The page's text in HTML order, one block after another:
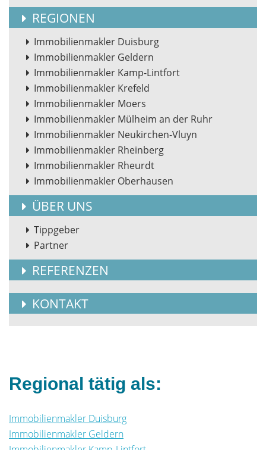
REGIONEN
Immobilienmakler Duisburg
Immobilienmakler Geldern
Immobilienmakler Kamp-Lintfort
Immobilienmakler Krefeld
Immobilienmakler Moers
Immobilienmakler Mülheim an der Ruhr
Immobilienmakler Neukirchen-Vluyn
Immobilienmakler Rheinberg
Immobilienmakler Rheurdt
Immobilienmakler Oberhausen
ÜBER UNS
Tippgeber
Partner
REFERENZEN
KONTAKT
Regional tätig als:
Immobilienmakler Duisburg
Immobilienmakler Geldern